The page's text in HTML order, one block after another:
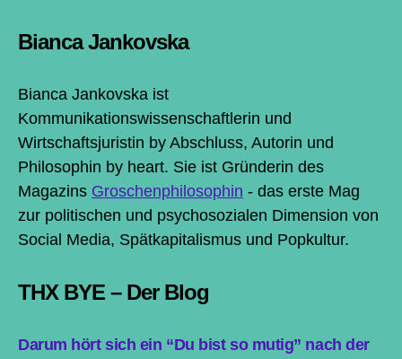
Bianca Jankovska
Bianca Jankovska ist
Kommunikationswissenschaftlerin und
Wirtschaftsjuristin by Abschluss, Autorin und
Philosophin by heart. Sie ist Gründerin des
Magazins Groschenphilosophin - das erste Mag
zur politischen und psychosozialen Dimension von
Social Media, Spätkapitalismus und Popkultur.
THX BYE – Der Blog
Darum hört sich ein “Du bist so mutig” nach der